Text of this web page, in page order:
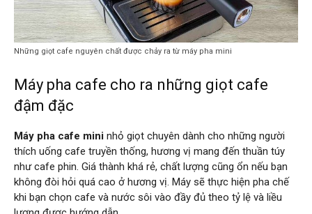
Những giọt cafe nguyên chất được chảy ra từ máy pha mini
Máy pha cafe cho ra những giọt cafe
đậm đặc
Máy pha cafe mini nhỏ giọt chuyên dành cho những người
thích uống cafe truyền thống, hương vị mang đến thuần túy
như cafe phin. Giá thành khá rẻ, chất lượng cũng ổn nếu bạn
không đòi hỏi quá cao ở hương vị. Máy sẽ thực hiện pha chế
khi bạn chọn cafe và nước sôi vào đầy đủ theo tỷ lệ và liều